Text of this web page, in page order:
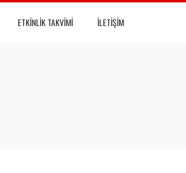
ETKINLIK TAKVIMI İLETIŞIM